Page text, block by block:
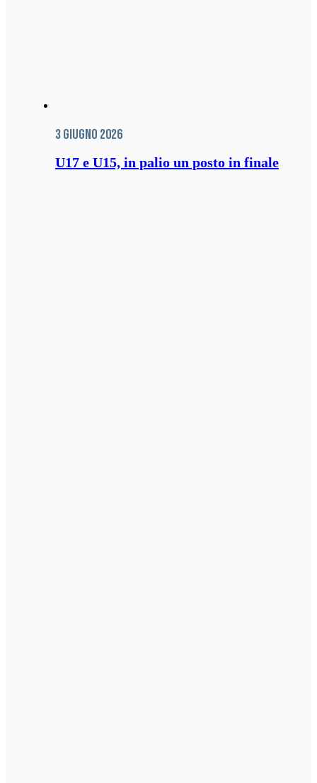
3 Giugno 2026
U17 e U15, in palio un posto in finale